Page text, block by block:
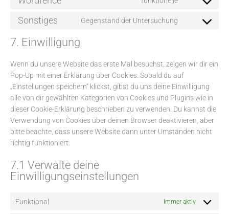
Sonstiges Gegenstand der Untersuchung
7. Einwilligung
Wenn du unsere Website das erste Mal besuchst, zeigen wir dir ein
Pop-Up mit einer Erklärung über Cookies. Sobald du auf
„Einstellungen speichern“ klickst, gibst du uns deine Einwilligung
alle von dir gewählten Kategorien von Cookies und Plugins wie in
dieser Cookie-Erklärung beschrieben zu verwenden. Du kannst die
Verwendung von Cookies über deinen Browser deaktivieren, aber
bitte beachte, dass unsere Website dann unter Umständen nicht
richtig funktioniert.
7.1 Verwalte deine
Einwilligungseinstellungen
Funktional Immer aktiv